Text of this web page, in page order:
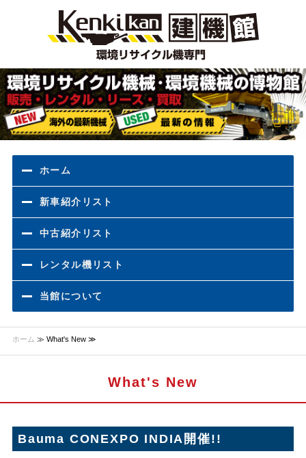
ホーム
新車紹介リスト
中古紹介リスト
レンタル機リスト
当館について
ホーム ≫ What's New ≫
What's New
Bauma CONEXPO INDIA開催!!